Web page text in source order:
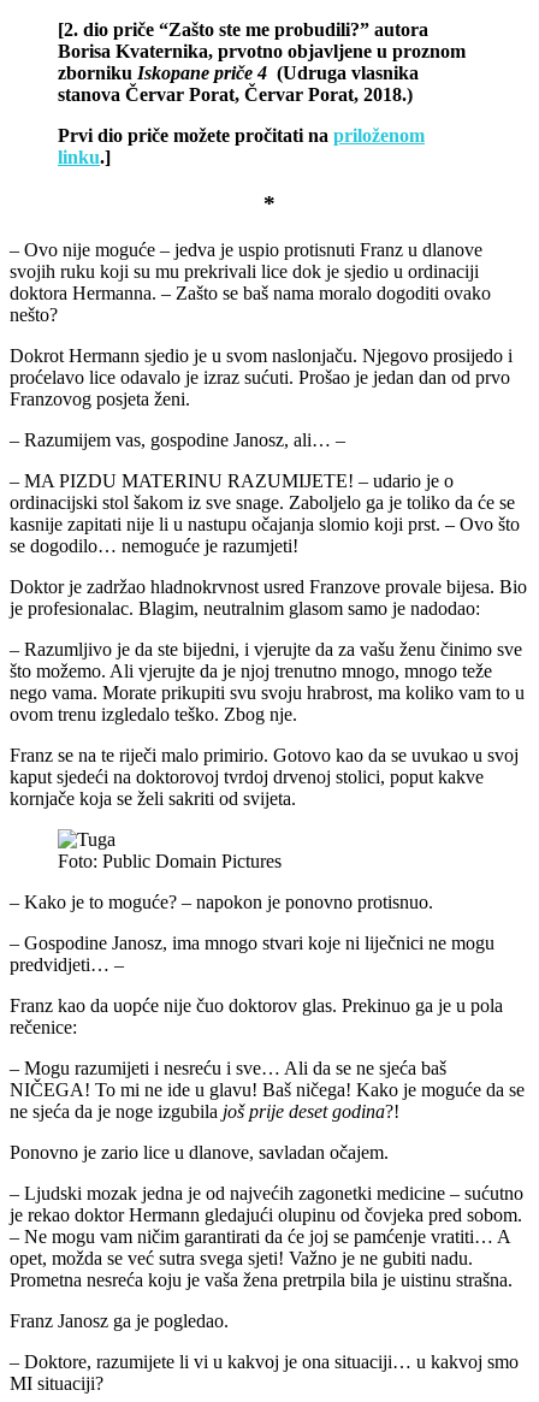
[2. dio priče “Zašto ste me probudili?” autora
Borisa Kvaternika, prvotno objavljene u proznom
zborniku Iskopane priče 4 (Udruga vlasnika
stanova Červar Porat, Červar Porat, 2018.)
Prvi dio priče možete pročitati na priloženom
linku.]
*
– Ovo nije moguće – jedva je uspio protisnuti Franz u dlanove
svojih ruku koji su mu prekrivali lice dok je sjedio u ordinaciji
doktora Hermanna. – Zašto se baš nama moralo dogoditi ovako
nešto?
Dokrot Hermann sjedio je u svom naslonjaču. Njegovo prosijedo i
proćelavo lice odavalo je izraz sućuti. Prošao je jedan dan od prvo
Franzovog posjeta ženi.
– Razumijem vas, gospodine Janosz, ali… –
– MA PIZDU MATERINU RAZUMIJETE! – udario je o
ordinacijski stol šakom iz sve snage. Zaboljelo ga je toliko da će se
kasnije zapitati nije li u nastupu očajanja slomio koji prst. – Ovo što
se dogodilo… nemoguće je razumjeti!
Doktor je zadržao hladnokrvnost usred Franzove provale bijesa. Bio
je profesionalac. Blagim, neutralnim glasom samo je nadodao:
– Razumljivo je da ste bijedni, i vjerujte da za vašu ženu činimo sve
što možemo. Ali vjerujte da je njoj trenutno mnogo, mnogo teže
nego vama. Morate prikupiti svu svoju hrabrost, ma koliko vam to u
ovom trenu izgledalo teško. Zbog nje.
Franz se na te riječi malo primirio. Gotovo kao da se uvukao u svoj
kaput sjedeći na doktorovoj tvrdoj drvenoj stolici, poput kakve
kornjače koja se želi sakriti od svijeta.
Foto: Public Domain Pictures
– Kako je to moguće? – napokon je ponovno protisnuo.
– Gospodine Janosz, ima mnogo stvari koje ni liječnici ne mogu
predvidjeti… –
Franz kao da uopće nije čuo doktorov glas. Prekinuo ga je u pola
rečenice:
– Mogu razumijeti i nesreću i sve… Ali da se ne sjeća baš
NIČEGA! To mi ne ide u glavu! Baš ničega! Kako je moguće da se
ne sjeća da je noge izgubila još prije deset godina?!
Ponovno je zario lice u dlanove, savladan očajem.
– Ljudski mozak jedna je od najvećih zagonetki medicine – sućutno
je rekao doktor Hermann gledajući olupinu od čovjeka pred sobom.
– Ne mogu vam ničim garantirati da će joj se pamćenje vratiti… A
opet, možda se već sutra svega sjeti! Važno je ne gubiti nadu.
Prometna nesreća koju je vaša žena pretrpila bila je uistinu strašna.
Franz Janosz ga je pogledao.
– Doktore, razumijete li vi u kakvoj je ona situaciji… u kakvoj smo
MI situaciji?